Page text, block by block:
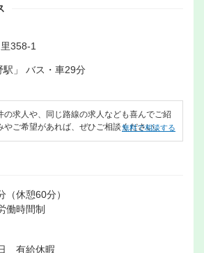
358-1
駅」 バス・車29分
の求人や、同じ路線の求人なども喜んでご紹
やご希望があれば、ぜひご相談ください。
無料で相談する
休憩60分）
働時間制
有給休暇